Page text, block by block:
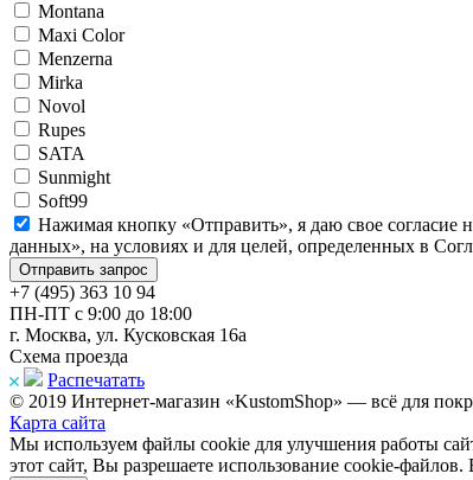
Montana
Maxi Color
Menzerna
Mirka
Novol
Rupes
SATA
Sunmight
Soft99
Нажимая кнопку «Отправить», я даю свое
данных», на условиях и для целей, определенных в
+7 (495) 363 10 94
ПН-ПТ с 9:00 до 18:00
г. Москва, ул. Кусковская 16а
Схема проезда
Распечатать
© 2019 Интернет-магазин «KustomShop» — всё для
Карта сайта
Мы используем файлы cookie для улучшения работы
этот сайт, Вы разрешаете использование cookie-